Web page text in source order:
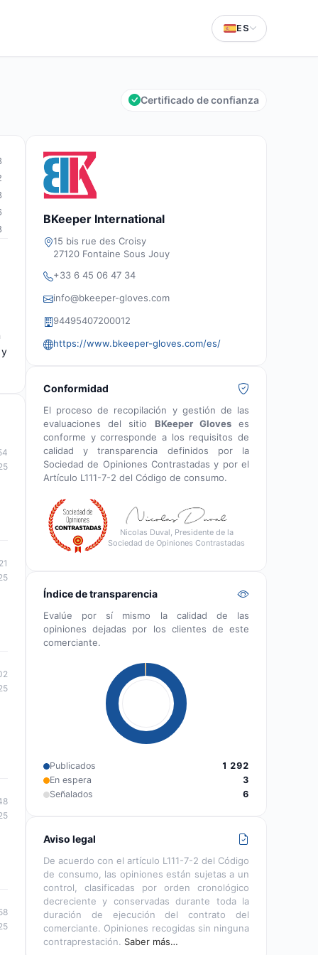
ES
Certificado de confianza
BKeeper International
15 bis rue des Croisy
27120 Fontaine Sous Jouy
+33 6 45 06 47 34
info@bkeeper-gloves.com
94495407200012
https://www.bkeeper-gloves.com/es/
Conformidad
El proceso de recopilación y gestión de las
evaluaciones del sitio BKeeper Gloveses
conforme y corresponde a los requisitos de
calidad y transparencia definidos por la
Sociedad de Opiniones Contrastadas y por el
Artículo L111-7-2 del Código de consumo.
Nicolas Duval, Presidente de la
Sociedad de Opiniones Contrastadas
Índice de transparencia
Evalúe por sí mismo la calidad de las
opiniones dejadas por los clientes de este
comerciante.
Publicados
1 292
En espera
3
Señalados
6
Aviso legal
De acuerdo con el artículo L111-7-2 del Código
de consumo, las opiniones están sujetas a un
control, clasificadas por orden cronológico
decreciente y conservadas durante toda la
duración de ejecución del contrato del
comerciante. Opiniones recogidas sin ninguna
contraprestación. Saber más…